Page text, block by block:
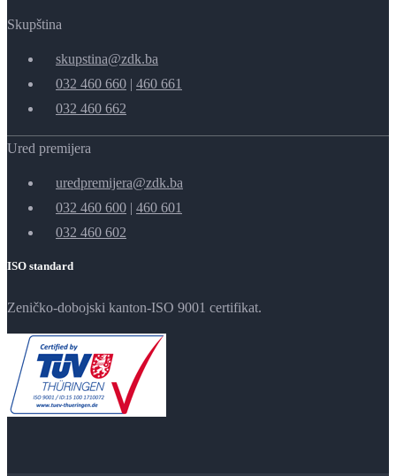
Skupština
skupstina@zdk.ba
032 460 660 | 460 661
032 460 662
Ured premijera
uredpremijera@zdk.ba
032 460 600 | 460 601
032 460 602
ISO standard
Zeničko-dobojski kanton-ISO 9001 certifikat.